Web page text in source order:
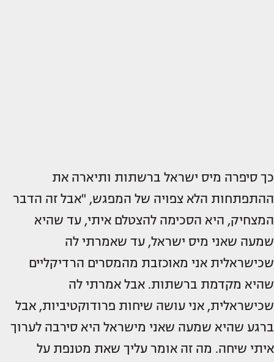
כך סיפרה מיס ישראל ברשתות ותיארה את
ההתפתחות הלא צפויה של המפגש, "אבל זה הדבר
המצחיק, היא הסכימה להצטלם איתי, עד שהיא
שמעה שאני מיס ישראל, עד שאמרתי לה
שכישראלית אני מאוכזבת מהמסרים הרדיקליים
שהיא מקדמת ברשתות. אבל אמרתי לה
שכישראלית, אני עושה שיחות פרודוקטיביות, אבל
ברגע שהיא שמעה שאני מישראל היא סירבה לערוך
איתי שיחה. מה זה אומר עליך שאת מטנפת על